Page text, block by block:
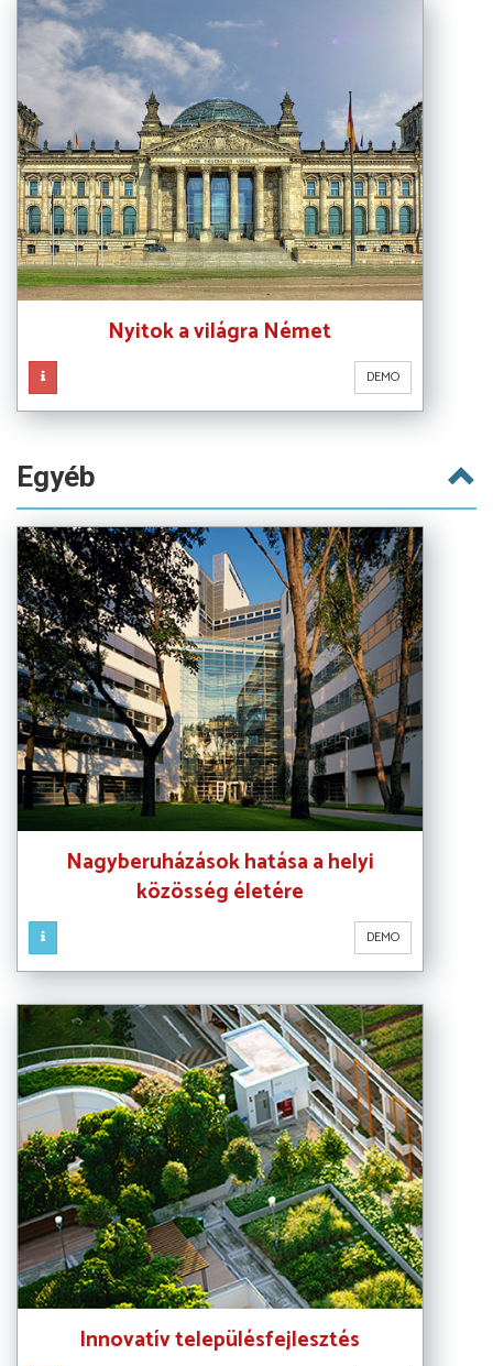
Nyitok a világra Német
DEMO
Egyéb
Nagyberuházások hatása a helyi
közösség életére
DEMO
Innovatív településfejlesztés